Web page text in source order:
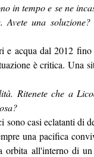
in tempo e se ne
Avete una
e acqua dal 2012
è critica. Una
Ritenete che a
casi eclatanti di
una pacifica
orbita all'interno di